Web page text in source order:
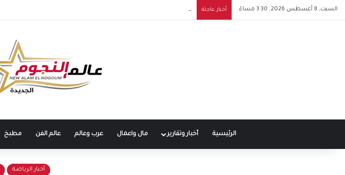
السبت, 8 أغسطس 2026, 3:30 مساءً أخبار عاجلة مدارس جوليوناتا المصرية الإيطالية للتكنولوجيا التطبيقية تنطلق في 5 محافظات لإعداد كوادر متخصصة في الكهرباء والطاقة
الرئيسية أخبار وتقارير مال واعمال عرب وعالم عالم الفن مطبخ
أخبار الرياضة